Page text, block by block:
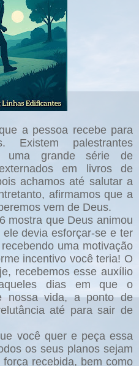
a pessoa recebe para
Existem palestrantes
uma grande série de
em livros de
achamos até salutar a
afirmamos que a
vem de Deus.
mostra que Deus animou
devia esforçar-se e ter
uma motivação
incentivo você teria! O
recebemos esse auxílio
dias em que o
nossa vida, a ponto de
até para sair de
você quer e peça essa
os seus planos sejam
recebida, bem como